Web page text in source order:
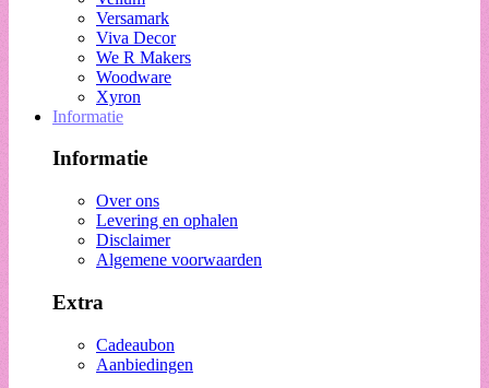
Versamark
Viva Decor
We R Makers
Woodware
Xyron
Informatie
Informatie
Over ons
Levering en ophalen
Disclaimer
Algemene voorwaarden
Extra
Cadeaubon
Aanbiedingen